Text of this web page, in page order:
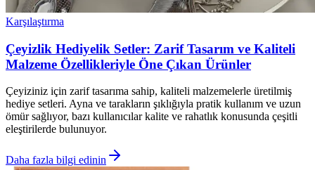
Karşılaştırma
Çeyizlik Hediyelik Setler: Zarif Tasarım ve Kaliteli
Malzeme Özellikleriyle Öne Çıkan Ürünler
Çeyiziniz için zarif tasarıma sahip, kaliteli malzemelerle üretilmiş
hediye setleri. Ayna ve tarakların şıklığıyla pratik kullanım ve uzun
ömür sağlıyor, bazı kullanıcılar kalite ve rahatlık konusunda çeşitli
eleştirilerde bulunuyor.
Daha fazla bilgi edinin